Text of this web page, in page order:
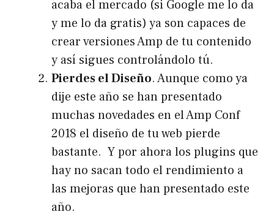
acaba el mercado (si Google me lo da
y me lo da gratis) ya son capaces de
crear versiones Amp de tu contenido
y así sigues controlándolo tú.
Pierdes el Diseño. Aunque como ya
dije este año se han presentado
muchas novedades en elAmp Conf
2018 el diseño de tu web pierde
bastante. Y por ahora los plugins que
hay no sacan todo el rendimiento a
las mejoras que han presentado este
año.